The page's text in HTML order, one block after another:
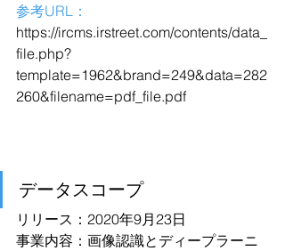
参考URL：
https://ircms.irstreet.com/contents/data_
file.php?
template=1962&brand=249&data=282
260&filename=pdf_file.pdf
データスコープ
リリース：2020年9月23日
事業内容：画像認識とディープラーニ